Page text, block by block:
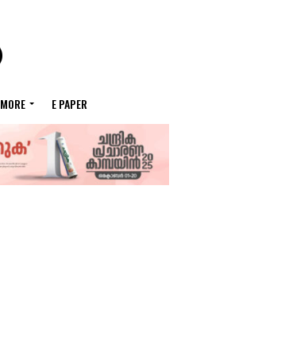
MORE E PAPER